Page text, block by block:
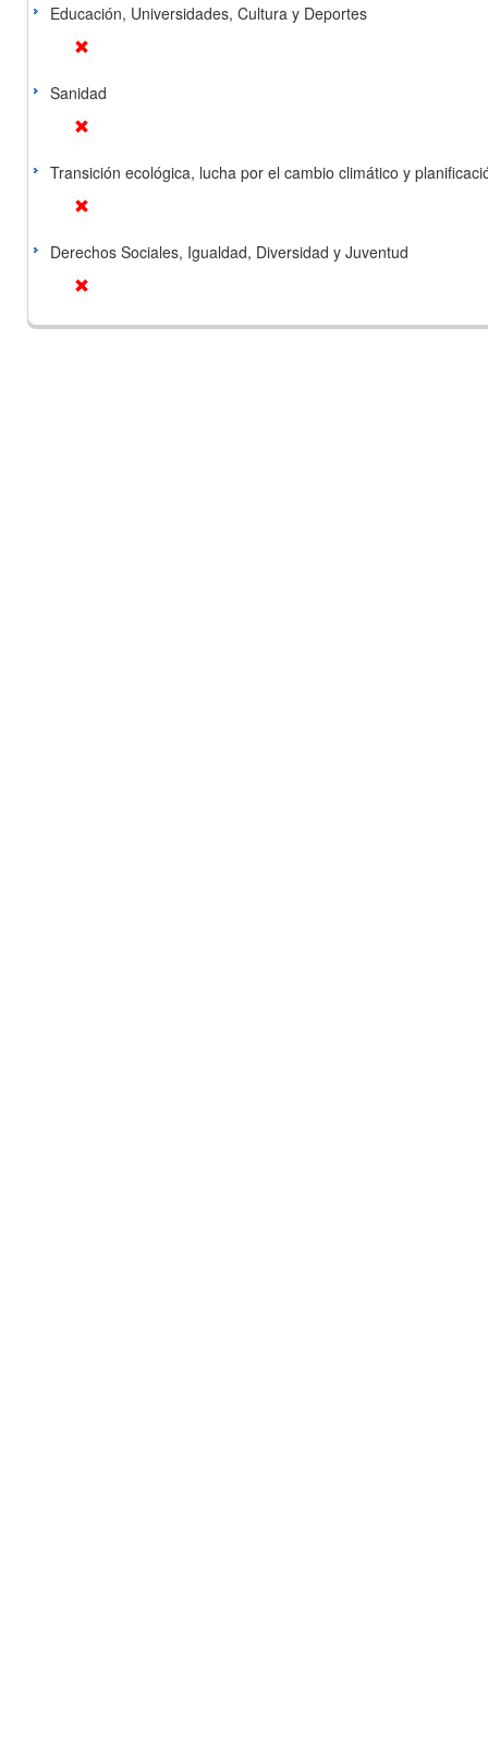
Educación, Universidades, Cultura y Deportes
Sanidad
Transición ecológica, lucha por el cambio climático y
Derechos Sociales, Igualdad, Diversidad y Juventud